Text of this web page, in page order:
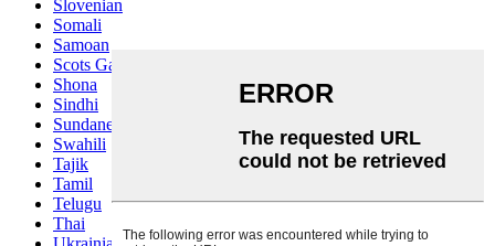
Slovenian
Somali
Samoan
Scots Gaelic
Shona
Sindhi
Sundanese
Swahili
Tajik
Tamil
Telugu
Thai